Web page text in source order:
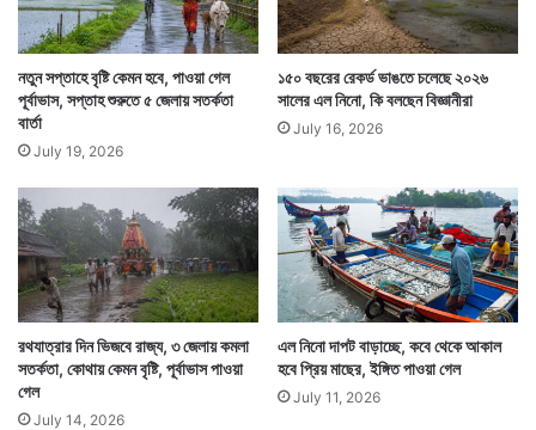
আর তা হলে কিন্তু বিশ্বের অনেক স্থলভাগই প্রশ্নের মুখে
পড়বে। কারণ সাগরের জল বেড়ে গেলে তা কিন্তু অনেক দেশের
স্থলভাগকেই ভাসিয়ে দেবে।
নতুন সপ্তাহে বৃষ্টি কেমন হবে, পাওয়া গেল
পূর্বাভাস, সপ্তাহ শুরুতে ৫ জেলায় সতর্কতা
বার্তা
July 19, 2026
১৫০ বছরের রেকর্ড ভাঙতে চলেছে ২০২৬
সালের এল নিনো, কি বলছেন বিজ্ঞানীরা
July 16, 2026
রথযাত্রার দিন ভিজবে রাজ্য, ৩ জেলায় কমলা
সতর্কতা, কোথায় কেমন বৃষ্টি, পূর্বাভাস পাওয়া
গেল
July 14, 2026
এল নিনো দাপট বাড়াচ্ছে, কবে থেকে আকাল
হবে প্রিয় মাছের, ইঙ্গিত পাওয়া গেল
July 11, 2026